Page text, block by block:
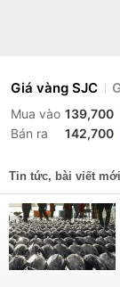
Giá vàng SJC
Mua vào 139,700
Bán ra
142,700
Tin tức, bài viết